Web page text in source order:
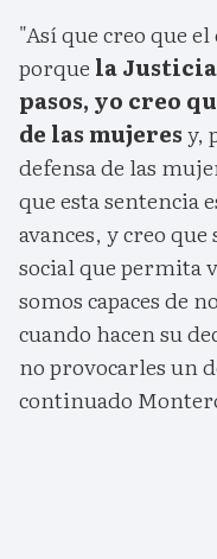
"Así que creo que
porque la Justicia
pasos, yo creo
de las mujeresy,
defensa de las
que esta sentencia
avances, y creo
social que permita
somos capaces de
cuando hacen su
no provocarles un
continuado